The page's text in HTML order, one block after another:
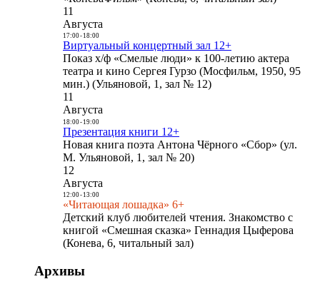
11
Августа
17:00- 18:00
Виртуальный концертный зал 12+
Показ х/ф «Смелые люди» к 100-летию актера
театра и кино Сергея Гурзо (Мосфильм, 1950, 95
мин.) (Ульяновой, 1, зал № 12)
11
Августа
18:00- 19:00
Презентация книги 12+
Новая книга поэта Антона Чёрного «Сбор» (ул.
М. Ульяновой, 1, зал № 20)
12
Августа
12:00- 13:00
«Читающая лошадка» 6+
Детский клуб любителей чтения. Знакомство с
книгой «Смешная сказка» Геннадия Цыферова
(Конева, 6, читальный зал)
Архивы